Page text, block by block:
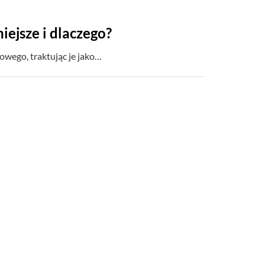
i dlaczego?
traktując je jako…